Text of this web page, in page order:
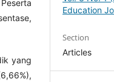
yang
Education
Section
Articles